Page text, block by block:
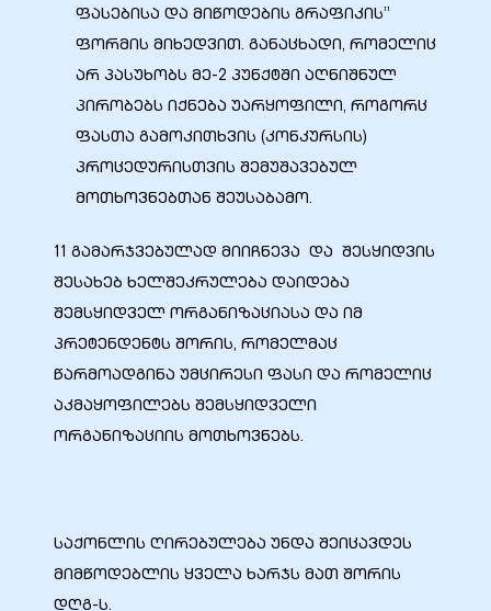
ფასებისა და მიწოდების გრაფიკის”
ფორმის მიხედვით. განაცხადი, რომელიც
არ პასუხობს მე-2 პუნქტში აღნიშნულ
პირობებს იქნება უარყოფილი, როგორც
ფასთა გამოკითხვის (კონკურსის)
პროცედურისთვის შემუშავებულ
მოთხოვნებთან შეუსაბამო.
11 გამარჯვებულად მიიჩნევა და შესყიდვის
შესახებ ხელშეკრულება დაიდება
შემსყიდველ ორგანიზაციასა და იმ
პრეტენდენტს შორის, რომელმაც
წარმოადგინა უმცირესი ფასი და რომელიც
აკმაყოფილებს შემსყიდველი
ორგანიზაციის მოთხოვნებს.
საქონლის ღირებულება უნდა შეიცავდეს
მიმწოდებლის ყველა ხარჯს მათ შორის
დღგ-ს.